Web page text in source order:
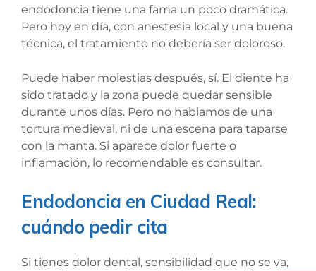
endodoncia tiene una fama un poco dramática.
Pero hoy en día, con anestesia local y una buena
técnica, el tratamiento no debería ser doloroso.
Puede haber molestias después, sí. El diente ha
sido tratado y la zona puede quedar sensible
durante unos días. Pero no hablamos de una
tortura medieval, ni de una escena para taparse
con la manta. Si aparece dolor fuerte o
inflamación, lo recomendable es consultar.
Endodoncia en Ciudad Real:
cuándo pedir cita
Si tienes dolor dental, sensibilidad que no se va,